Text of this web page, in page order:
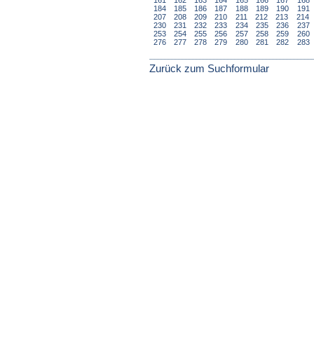
184
185 186 187 188 189 190
191
207
208 209 210 211 212 213
214
230
231 232 233 234 235 236
237
253
254 255 256 257 258 259
260
276
277 278 279 280 281 282 283
Zurück zum Suchformular